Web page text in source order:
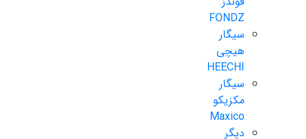
FONDZ
سیگار
هیچی
HEECHI
سیگار
مکزیکو
Maxico
دیگر